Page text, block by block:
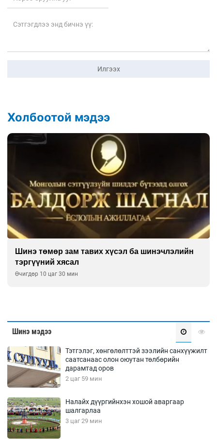
Илгээх
Холбоотой мэдээ
Шинэ төмөр зам тавих хүсэл ба шинэчлэлийн
тэргүүний хясал
Өчигдөр 10 цаг 30 мин
Шинэ мэдээ
Тэтгэлэг, хөнгөлөлттэй зээлийн санхүүжилт
саатсанаас олон оюутан төлбөрийн
дарамтад оров
2 цаг 59 мин
Налайх дүүргийнхэн хошой аваргаар
шалгарлаа
3 цаг 29 мин